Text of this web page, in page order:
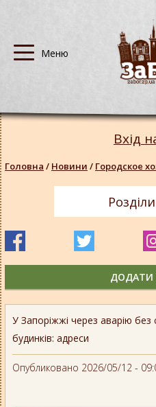
У Запоріжжі через аварію без
будинків: адреси
Опубликовано 2026/05/12 -
Вхід
Головна / Новини / Городское
ДОДАТИ